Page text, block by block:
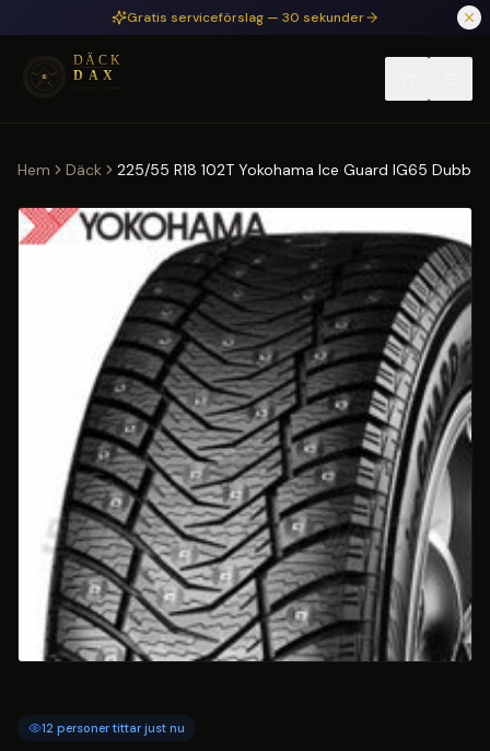
Hoppa till huvudinnehållGratis serviceförslag — 30 sekunder
Hem Däck 225/55 R18 102T Yokohama Ice Guard IG65 Dubb
12 personer tittar just nu